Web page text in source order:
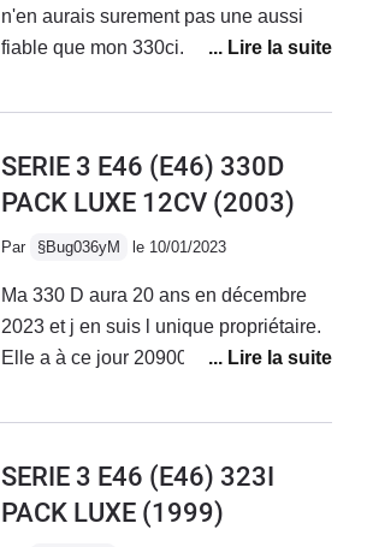
catalytiqueRemplacement
débitmètreau final une très bonne
n'en aurais surement pas une aussi
fiable que mon 330ci.Consommation
robuste. La sonorité du 6 en ligne ne
!!Voiture qui vieilli bien dans le temps,
confortable malgré son allure
petits soin avec, elle ne m'a jamais
laché. Incroyablement fiable!
SERIE 3 E46 (E46) 330D
PACK LUXE 12CV (2003)
Par §Bug036yM le 10/01/2023
Ma 330 D aura 20 ans en décembre
2023 et j en suis l unique propriétaire.
Elle a à ce jour 209000 km et ses
une consommation moyenne de 5,5
régulateur enclenché. J ai changé les
suspensions (triangles et amortisseurs
SERIE 3 E46 (E46) 323I
PACK LUXE (1999)